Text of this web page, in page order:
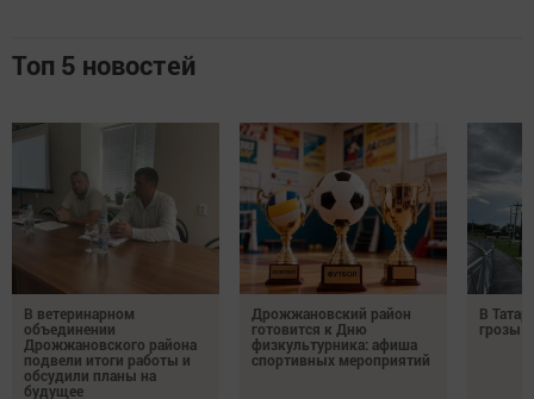
Топ 5 новостей
В ветеринарном
объединении
Дрожжановского района
подвели итоги работы и
обсудили планы на
будущее
Дрожжановский район
готовится к Дню
физкультурника: афиша
спортивных мероприятий
В
грозы